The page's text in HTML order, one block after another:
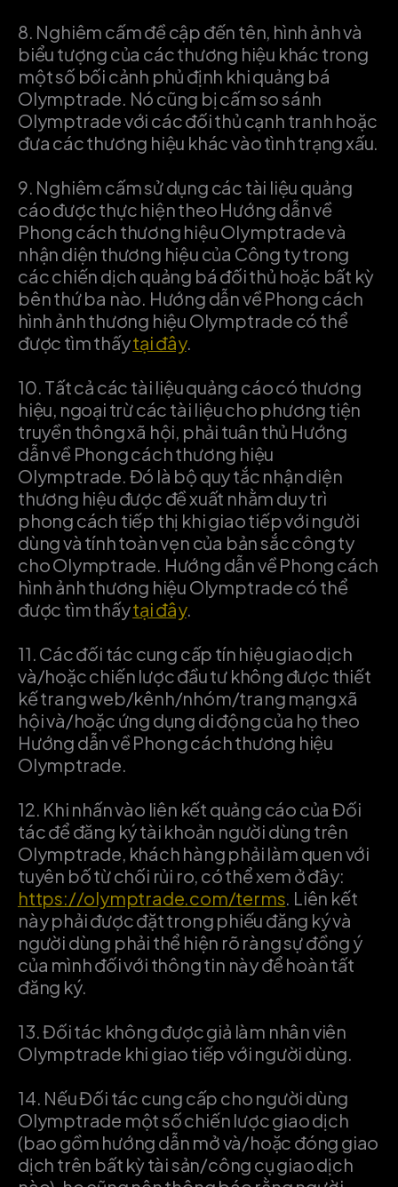
8. Nghiêm cấm đề cập đến tên, hình ảnh và
biểu tượng của các thương hiệu khác trong
một số bối cảnh phủ định khi quảng bá
Olymptrade. Nó cũng bị cấm so sánh
Olymptrade với các đối thủ cạnh tranh hoặc
đưa các thương hiệu khác vào tình trạng xấu.
9. Nghiêm cấm sử dụng các tài liệu quảng
cáo được thực hiện theo Hướng dẫn về
Phong cách thương hiệu Olymptrade và
nhận diện thương hiệu của Công ty trong
các chiến dịch quảng bá đối thủ hoặc bất kỳ
bên thứ ba nào. Hướng dẫn về Phong cách
hình ảnh thương hiệu Olymptrade có thể
được tìm thấytại đây.
10. Tất cả các tài liệu quảng cáo có thương
hiệu, ngoại trừ các tài liệu cho phương tiện
truyền thông xã hội, phải tuân thủ Hướng
dẫn về Phong cách thương hiệu
Olymptrade. Đó là bộ quy tắc nhận diện
thương hiệu được đề xuất nhằm duy trì
phong cách tiếp thị khi giao tiếp với người
dùng và tính toàn vẹn của bản sắc công ty
cho Olymptrade. Hướng dẫn về Phong cách
hình ảnh thương hiệu Olymptrade có thể
được tìm thấytại đây.
11. Các đối tác cung cấp tín hiệu giao dịch
và/hoặc chiến lược đầu tư không được thiết
kế trang web/kênh/nhóm/trang mạng xã
hội và/hoặc ứng dụng di động của họ theo
Hướng dẫn về Phong cách thương hiệu
Olymptrade.
12. Khi nhấn vào liên kết quảng cáo của Đối
tác để đăng ký tài khoản người dùng trên
Olymptrade, khách hàng phải làm quen với
tuyên bố từ chối rủi ro, có thể xem ở đây:
https://olymptrade.com/terms . Liên kết
này phải được đặt trong phiếu đăng ký và
người dùng phải thể hiện rõ ràng sự đồng ý
của mình đối với thông tin này để hoàn tất
đăng ký.
13.Đối tác không được giả làm nhân viên
Olymptrade khi giao tiếp với người dùng.
14. Nếu Đối tác cung cấp cho người dùng
Olymptrade một số chiến lược giao dịch
(bao gồm hướng dẫn mở và/hoặc đóng giao
dịch trên bất kỳ tài sản/công cụ giao dịch